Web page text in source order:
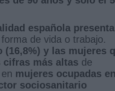
española presenta
de vida o trabajo.
y las mujeres
cifras más altas de
mujeres ocupadas
sociosanitario